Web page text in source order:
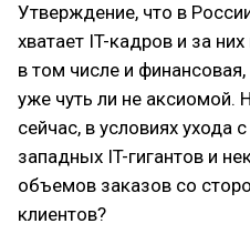
Утверждение, что в
хватает IT-кадров и за
в том числе и
уже чуть ли не аксиомой.
сейчас, в условиях ухода
западных IT-гигантов и
объемов заказов со
клиентов?